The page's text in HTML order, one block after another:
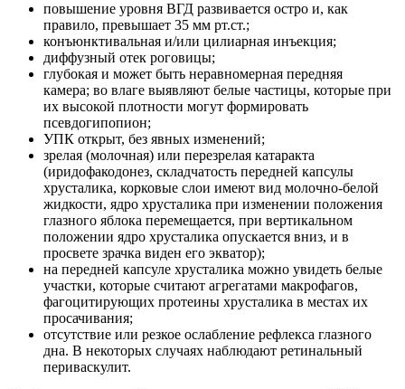
повышение уровня ВГД развивается остро и, как
правило, превышает 35 мм рт.ст.;
конъюнктивальная и/или цилиарная инъекция;
диффузный отек роговицы;
глубокая и может быть неравномерная передняя
камера; во влаге выявляют белые частицы, которые при
их высокой плотности могут формировать
псевдогипопион;
УПК открыт, без явных изменений;
зрелая (молочная) или перезрелая катаракта
(иридофакодонез, складчатость передней капсулы
хрусталика, корковые слои имеют вид молочно-белой
жидкости, ядро хрусталика при изменении положения
глазного яблока перемещается, при вертикальном
положении ядро хрусталика опускается вниз, и в
просвете зрачка виден его экватор);
на передней капсуле хрусталика можно увидеть белые
участки, которые считают агрегатами макрофагов,
фагоцитирующих протеины хрусталика в местах их
просачивания;
отсутствие или резкое ослабление рефлекса глазного
дна. В некоторых случаях наблюдают ретинальный
периваскулит.